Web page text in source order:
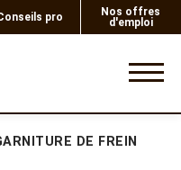
pro
Nos offres
d'emploi
DE FREIN